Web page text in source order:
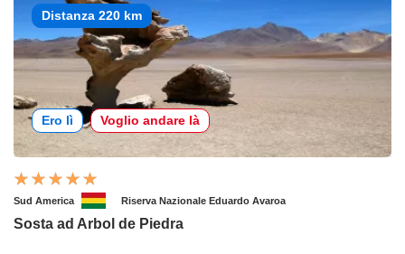
Distanza 220 km
Ero lì Voglio andare là
Sud America Riserva Nazionale Eduardo Avaroa
Sosta ad Arbol de Piedra